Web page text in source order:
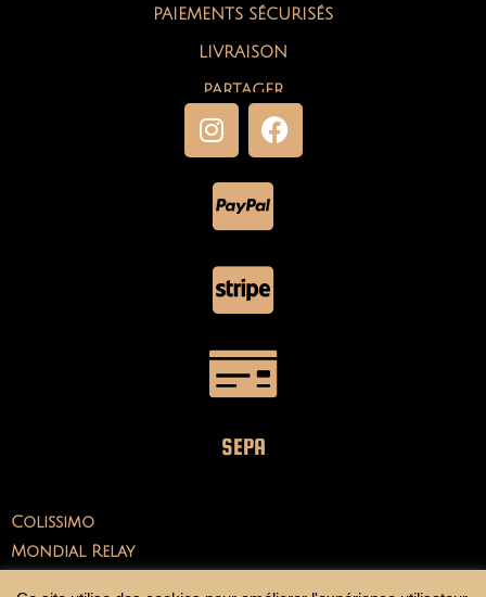
PAIEMENTS SÉCURISÉS
LIVRAISON
PARTAGER
SEPA
Colissimo
Mondial Relay